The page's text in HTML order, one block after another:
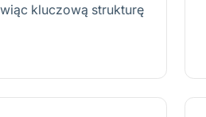
kluczową strukturę